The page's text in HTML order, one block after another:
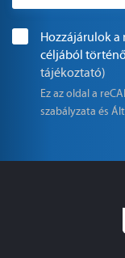
Hozzájárulok
céljából
tájékoztató)
Ez az oldal a
szabályzata és